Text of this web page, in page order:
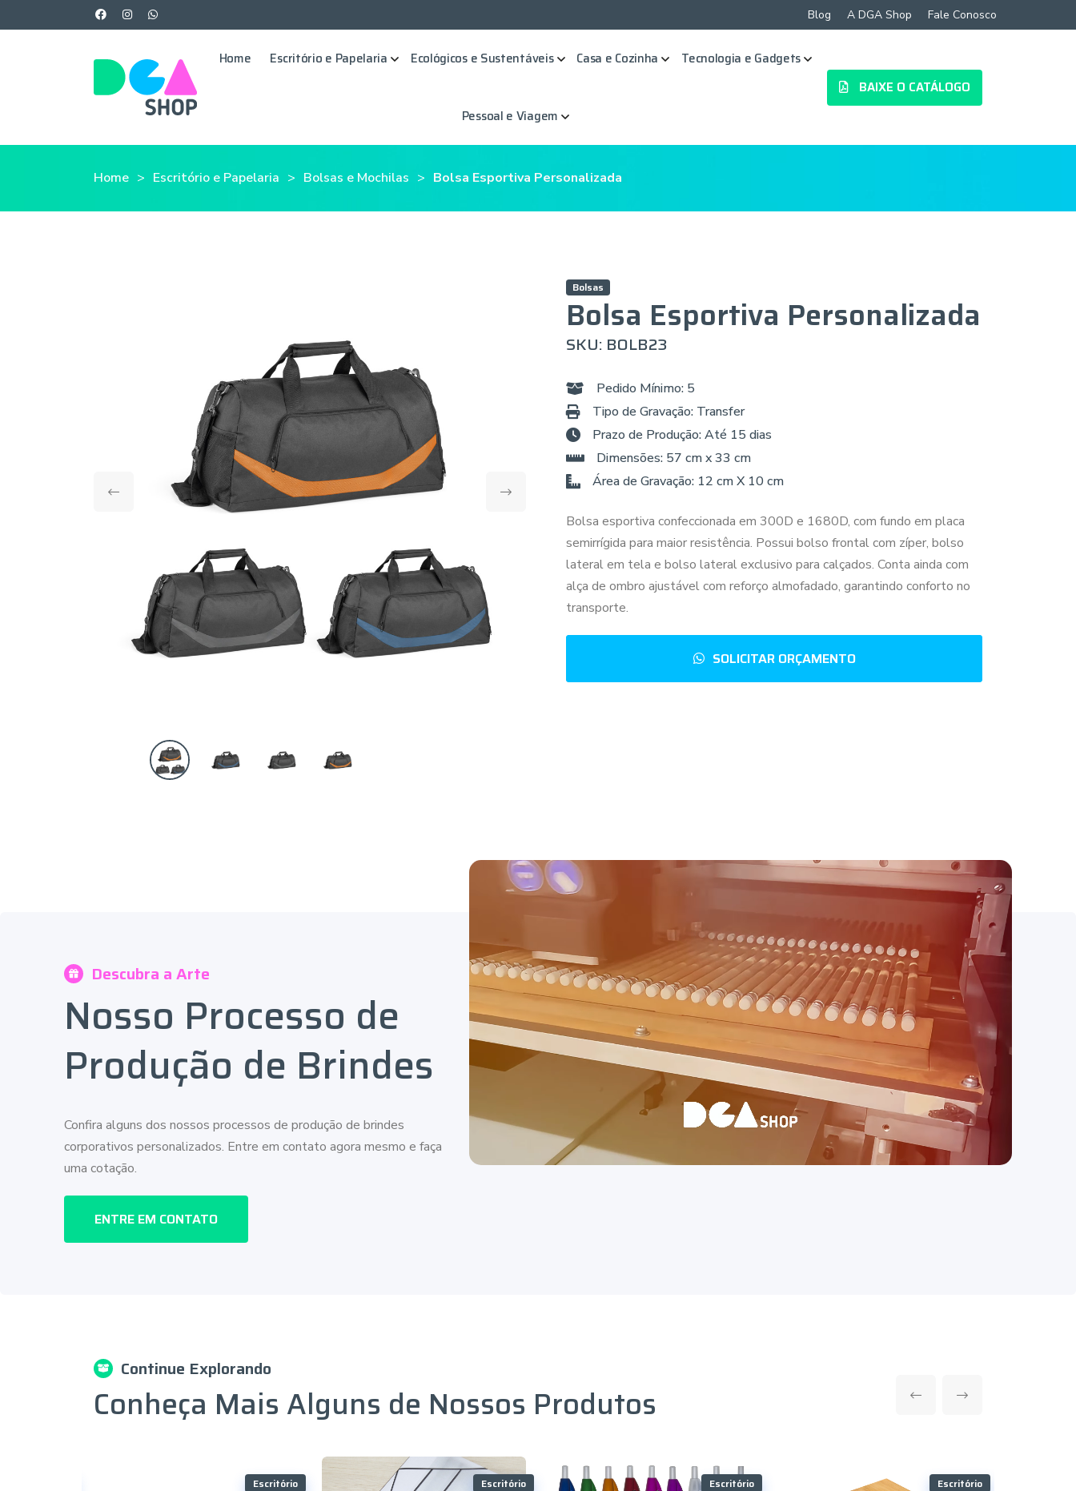
Blog A DGA Shop Fale Conosco
Home Escritório e Papelaria Ecológicos e Sustentáveis Casa e Cozinha Tecnologia e Gadgets
Pessoal e Viagem
BAIXE O CATÁLOGO
Home Escritório e Papelaria Bolsas e Mochilas Bolsa Esportiva Personalizada
Bolsas
Bolsa Esportiva Personalizada
SKU: BOLB23
Pedido Mínimo: 5
Tipo de Gravação: Transfer
Prazo de Produção: Até 15 dias
Dimensões: 57 cm x 33 cm
Área de Gravação: 12 cm X 10 cm
Bolsa esportiva confeccionada em 300D e 1680D, com fundo em placa
semirrígida para maior resistência. Possui bolso frontal com zíper, bolso
lateral em tela e bolso lateral exclusivo para calçados. Conta ainda com
alça de ombro ajustável com reforço almofadado, garantindo conforto no
transporte.
SOLICITAR ORÇAMENTO
Descubra a Arte
Nosso Processo de
Produção de Brindes
Confira alguns dos nossos processos de produção de brindes
corporativos personalizados. Entre em contato agora mesmo e faça
uma cotação.
ENTRE EM CONTATO
Continue Explorando
Conheça Mais Alguns de Nossos Produtos
Escritório Escritório Escritório Escritório